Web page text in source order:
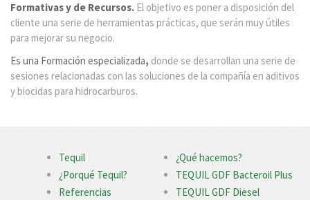
Formativas y de Recursos. El objetivo es poner a disposición del
cliente una serie de herramientas prácticas, que serán muy útiles
para mejorar su negocio.
Es una Formación especializada, donde se desarrollan una serie de
sesiones relacionadas con las soluciones de la compañía en aditivos
y biocidas para hidrocarburos.
Tequil
¿Porqué Tequil?
Referencias
¿Qué hacemos?
TEQUIL GDF Bacteroil Plus
TEQUIL GDF Diesel